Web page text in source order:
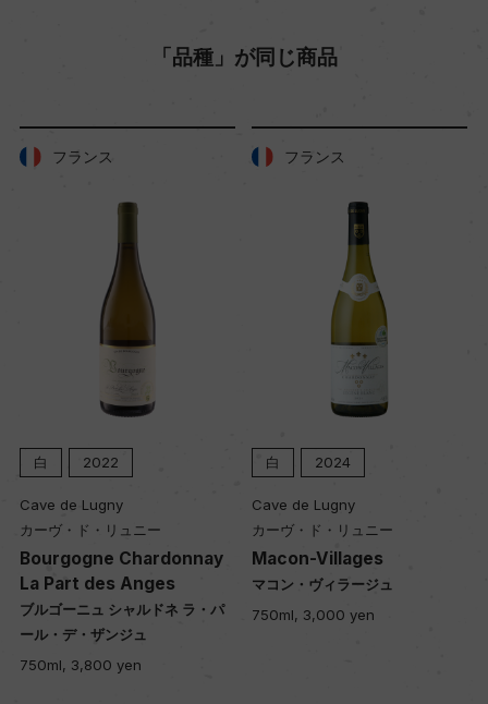
「品種」が同じ商品
フランス
白 2022
Cave de Lugny
カーヴ・ド・リュニー
Bourgogne Chardonnay
La Part des Anges
ブルゴーニュ シャルドネ ラ・パ
ール・デ・ザンジュ
750ml, 3,800 yen
フランス
白 2024
Cave de Lugny
カーヴ・ド・リュニー
Macon-Villages
マコン・ヴィラージュ
750ml, 3,000 yen